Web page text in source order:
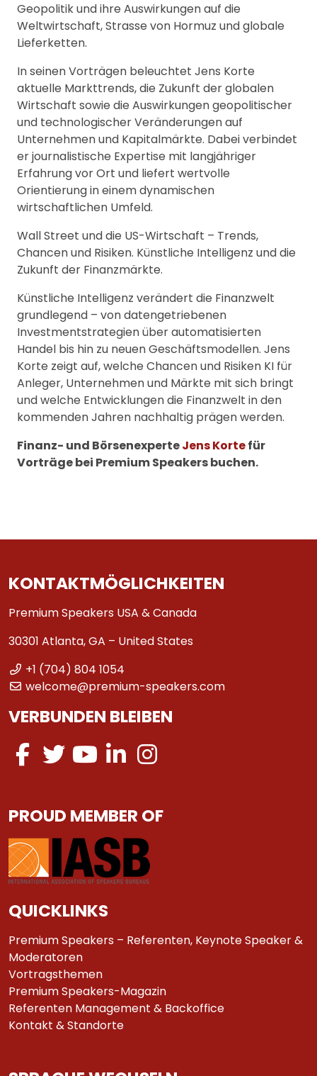
Geopolitik und ihre Auswirkungen auf die
Weltwirtschaft, Strasse von Hormuz und globale
Lieferketten.
In seinen Vorträgen beleuchtet Jens Korte
aktuelle Markttrends, die Zukunft der globalen
Wirtschaft sowie die Auswirkungen geopolitischer
und technologischer Veränderungen auf
Unternehmen und Kapitalmärkte. Dabei verbindet
er journalistische Expertise mit langjähriger
Erfahrung vor Ort und liefert wertvolle
Orientierung in einem dynamischen
wirtschaftlichen Umfeld.
Wall Street und die US-Wirtschaft – Trends,
Chancen und Risiken. Künstliche Intelligenz und die
Zukunft der Finanzmärkte.
Künstliche Intelligenz verändert die Finanzwelt
grundlegend – von datengetriebenen
Investmentstrategien über automatisierten
Handel bis hin zu neuen Geschäftsmodellen. Jens
Korte zeigt auf, welche Chancen und Risiken KI für
Anleger, Unternehmen und Märkte mit sich bringt
und welche Entwicklungen die Finanzwelt in den
kommenden Jahren nachhaltig prägen werden.
Finanz- und BörsenexperteJens Kortefür
Vorträge bei Premium Speakers buchen.
KONTAKTMÖGLICHKEITEN
Premium Speakers USA & Canada
30301 Atlanta, GA – United States
+1 (704) 804 1054
welcome@premium-speakers.com
VERBUNDEN BLEIBEN
PROUD MEMBER OF
QUICKLINKS
Premium Speakers – Referenten, Keynote Speaker &
Moderatoren
Vortragsthemen
Premium Speakers-Magazin
Referenten Management & Backoffice
Kontakt & Standorte